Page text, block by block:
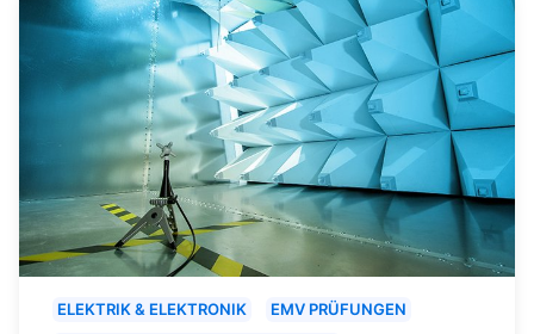
ELEKTRIK & ELEKTRONIK
EMV PRÜFUNGEN